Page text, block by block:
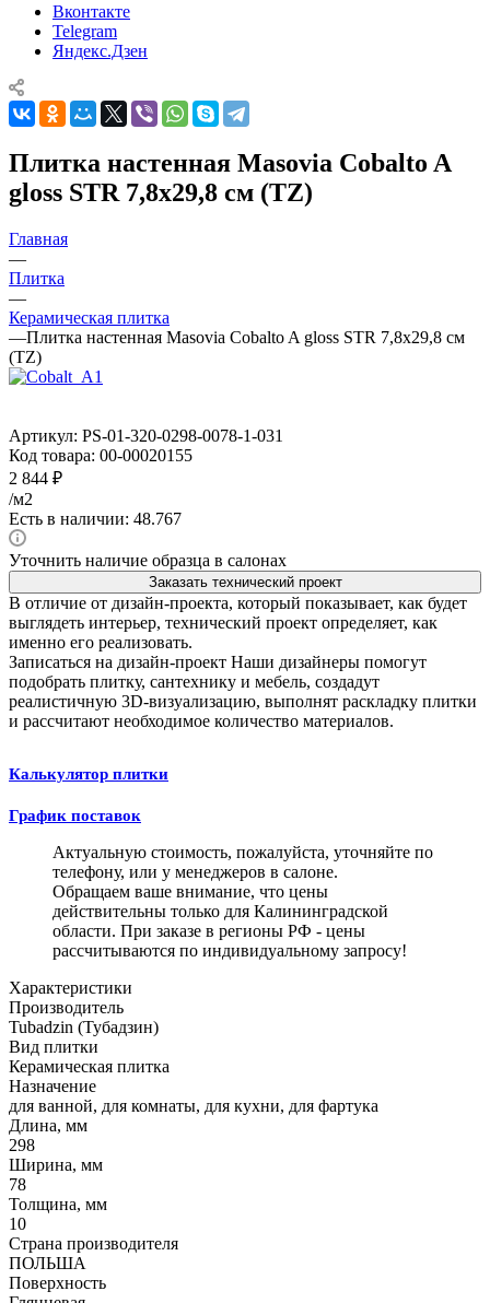
Вконтакте
Telegram
Яндекс.Дзен
Плитка настенная Masovia Cobalto A
gloss STR 7,8x29,8 см (TZ)
Главная
—
Плитка
—
Керамическая плитка
—Плитка настенная Masovia Cobalto A gloss STR 7,8x29,8 см
(TZ)
Артикул: PS-01-320-0298-0078-1-031
Код товара: 00-00020155
2 844 ₽
/м2
Есть в наличии: 48.767
Уточнить наличие образца в салонах
Заказать технический проект
В отличие от дизайн-проекта, который показывает, как будет
выглядеть интерьер, технический проект определяет, как
именно его реализовать.
Записаться на дизайн-проект Наши дизайнеры помогут
подобрать плитку, сантехнику и мебель, создадут
реалистичную 3D-визуализацию, выполнят раскладку плитки
и рассчитают необходимое количество материалов.
Калькулятор плитки
График поставок
Актуальную стоимость, пожалуйста, уточняйте по
телефону, или у менеджеров в салоне.
Обращаем ваше внимание, что цены
действительны только для Калининградской
области. При заказе в регионы РФ - цены
рассчитываются по индивидуальному запросу!
Характеристики
Производитель
Tubadzin (Тубадзин)
Вид плитки
Керамическая плитка
Назначение
для ванной, для комнаты, для кухни, для фартука
Длина, мм
298
Ширина, мм
78
Толщина, мм
10
Страна производителя
ПОЛЬША
Поверхность